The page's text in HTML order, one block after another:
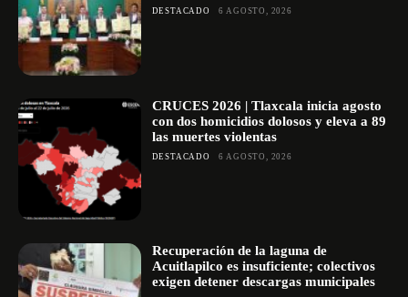
DESTACADO 6 AGOSTO, 2026
CRUCES 2026 | Tlaxcala inicia agosto
con dos homicidios dolosos y eleva a 89
las muertes violentas
DESTACADO 6 AGOSTO, 2026
Recuperación de la laguna de
Acuitlapilco es insuficiente; colectivos
exigen detener descargas municipales